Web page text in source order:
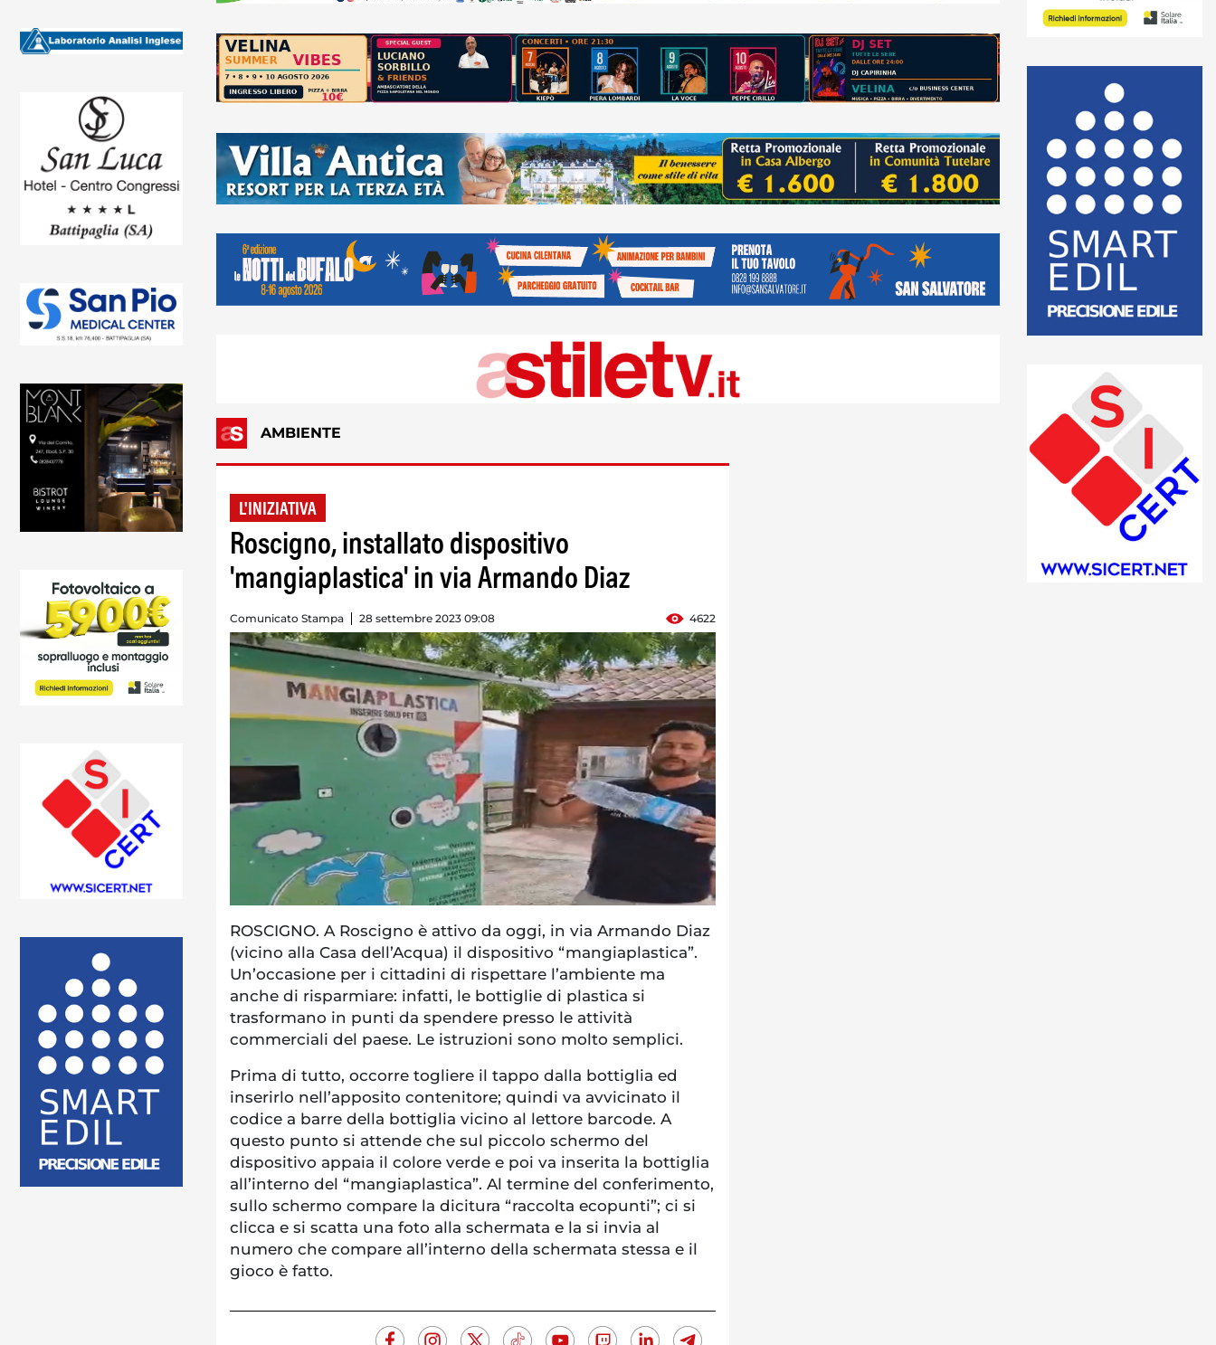
AMBIENTE
L'INIZIATIVA
Roscigno, installato dispositivo
'mangiaplastica' in via Armando Diaz
Comunicato Stampa 28 settembre 2023 09:08 4622
ROSCIGNO. A Roscigno è attivo da oggi, in via Armando Diaz
(vicino alla Casa dell’Acqua) il dispositivo “mangiaplastica”.
Un’occasione per i cittadini di rispettare l’ambiente ma
anche di risparmiare: infatti, le bottiglie di plastica si
trasformano in punti da spendere presso le attività
commerciali del paese. Le istruzioni sono molto semplici.
Prima di tutto, occorre togliere il tappo dalla bottiglia ed
inserirlo nell’apposito contenitore; quindi va avvicinato il
codice a barre della bottiglia vicino al lettore barcode. A
questo punto si attende che sul piccolo schermo del
dispositivo appaia il colore verde e poi va inserita la bottiglia
all’interno del “mangiaplastica”. Al termine del conferimento,
sullo schermo compare la dicitura “raccolta ecopunti”; ci si
clicca e si scatta una foto alla schermata e la si invia al
numero che compare all’interno della schermata stessa e il
gioco è fatto.